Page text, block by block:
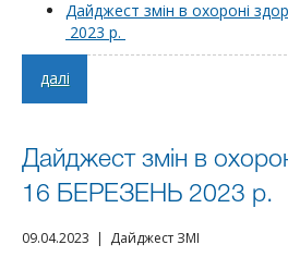
Дайджест змін в охороні
2023 р.
далі
Дайджест змін в
16 БЕРЕЗЕНЬ 2023 р.
09.04.2023 | Дайджест ЗМІ